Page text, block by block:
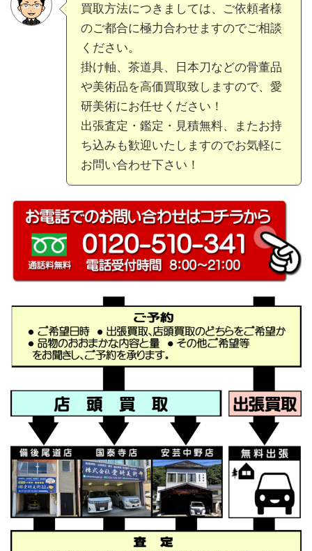
買取方法につきましては、ご依頼者様
のご都合に極力合わせますのでご相談
ください。
掛け軸、茶道具、日本刀などの骨董品
や美術品を高価買取致しますので、愛
研美術にお任せください！
出張査定・鑑定・見積無料、またお持
ち込みも歓迎いたしますのでお気軽に
お問い合わせ下さい！